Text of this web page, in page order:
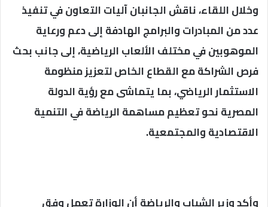
وخلال اللقاء، ناقش الجانبان آليات التعاون في تنفيذ
عدد من المبادرات والبرامج الهادفة إلى دعم ورعاية
الموهوبين في مختلف الألعاب الرياضية، إلى جانب بحث
فرص الشراكة مع القطاع الخاص لتعزيز منظومة
الاستثمار الرياضي، بما يتماشى مع رؤية الدولة
المصرية نحو تعظيم مساهمة الرياضة في التنمية
الاقتصادية والمجتمعية.
وأكد وزير الشباب والرياضة أن الوزارة تعمل وفق